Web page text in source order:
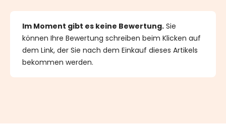
Im Moment gibt es keine Bewertung. Sie
können Ihre Bewertung schreiben beim Klicken auf
dem Link, der Sie nach dem Einkauf dieses Artikels
bekommen werden.